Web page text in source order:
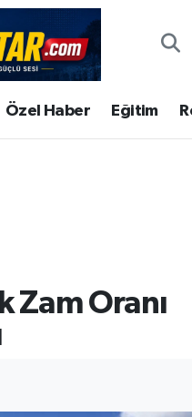
Özel Haber Eğitim
Zam Oranı